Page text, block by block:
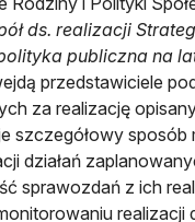
ds. realizacji
publiczna na
przedstawiciele
za realizację
szczegółowy
działań
sprawozdań z ich
realizacji